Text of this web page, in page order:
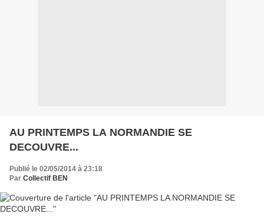
AU PRINTEMPS LA NORMANDIE SE
DECOUVRE...
Publié le 02/05/2014 à 23:18
Par Collectif BEN